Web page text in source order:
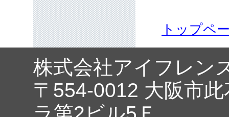
トップペ
株式会社アイフレン
〒554-0012 大阪市